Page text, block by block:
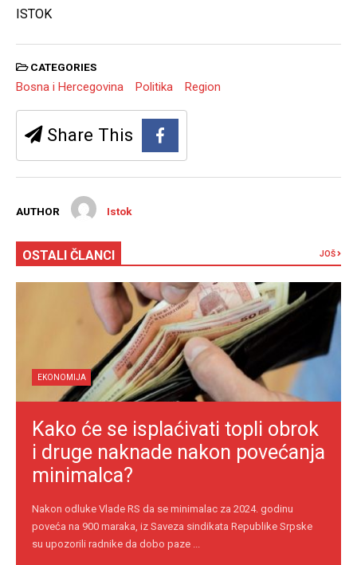
ISTOK
CATEGORIES
Bosna i Hercegovina Politika Region
Share This
AUTHOR Istok
OSTALI ČLANCI JOŠ
EKONOMIJA
Kako će se isplaćivati topli obrok
i druge naknade nakon povećanja
minimalca?
Nakon odluke Vlade RS da se minimalac za 2024. godinu
poveća na 900 maraka, iz Saveza sindikata Republike Srpske
su upozorili radnike da dobo paze ...